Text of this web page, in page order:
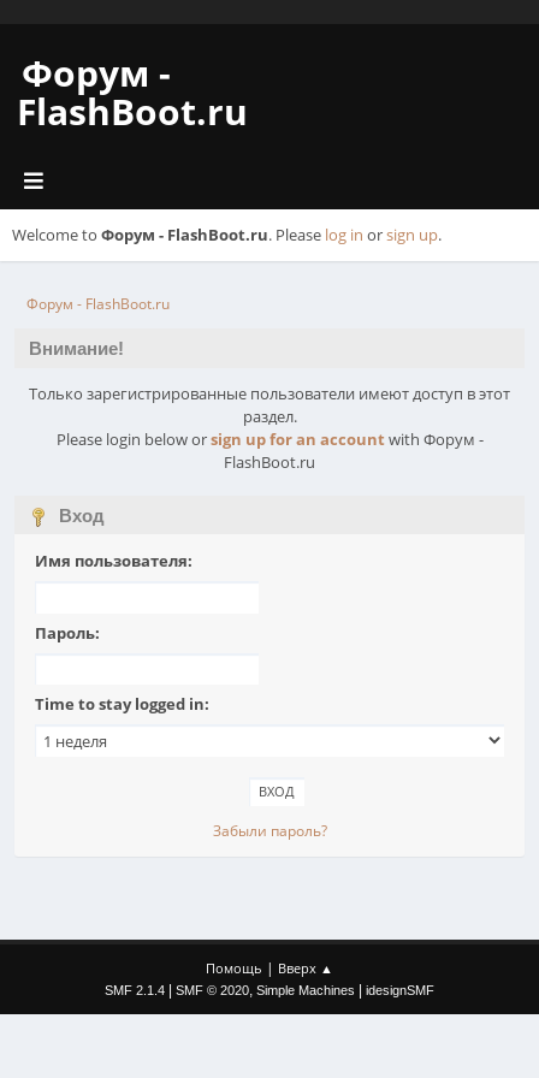
Форум -
FlashBoot.ru
Welcome to Форум - FlashBoot.ru. Please log in orsign up.
Форум - FlashBoot.ru
Внимание!
Только зарегистрированные пользователи имеют доступ в этот
раздел.
Please login below orsign up for an accountwith Форум -
FlashBoot.ru
Вход
Имя пользователя:
Пароль:
Time to stay logged in:
Забыли пароль?
Помощь | Вверх ▲
SMF 2.1.4 SMF © 2020, Simple Machines idesignSMF